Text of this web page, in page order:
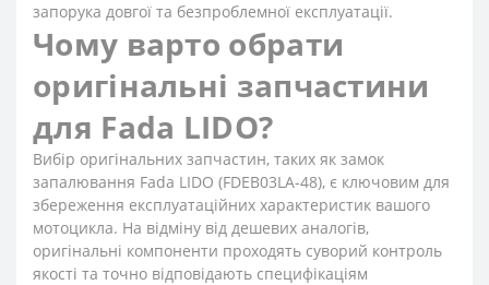
запорука довгої та безпроблемної експлуатації.
Чому варто обрати
оригінальні запчастини
для Fada LIDO?
Вибір оригінальних запчастин, таких як замок
запалювання Fada LIDO (FDEB03LA-48), є ключовим для
збереження експлуатаційних характеристик вашого
мотоцикла. На відміну від дешевих аналогів,
оригінальні компоненти проходять суворий контроль
якості та точно відповідають специфікаціям